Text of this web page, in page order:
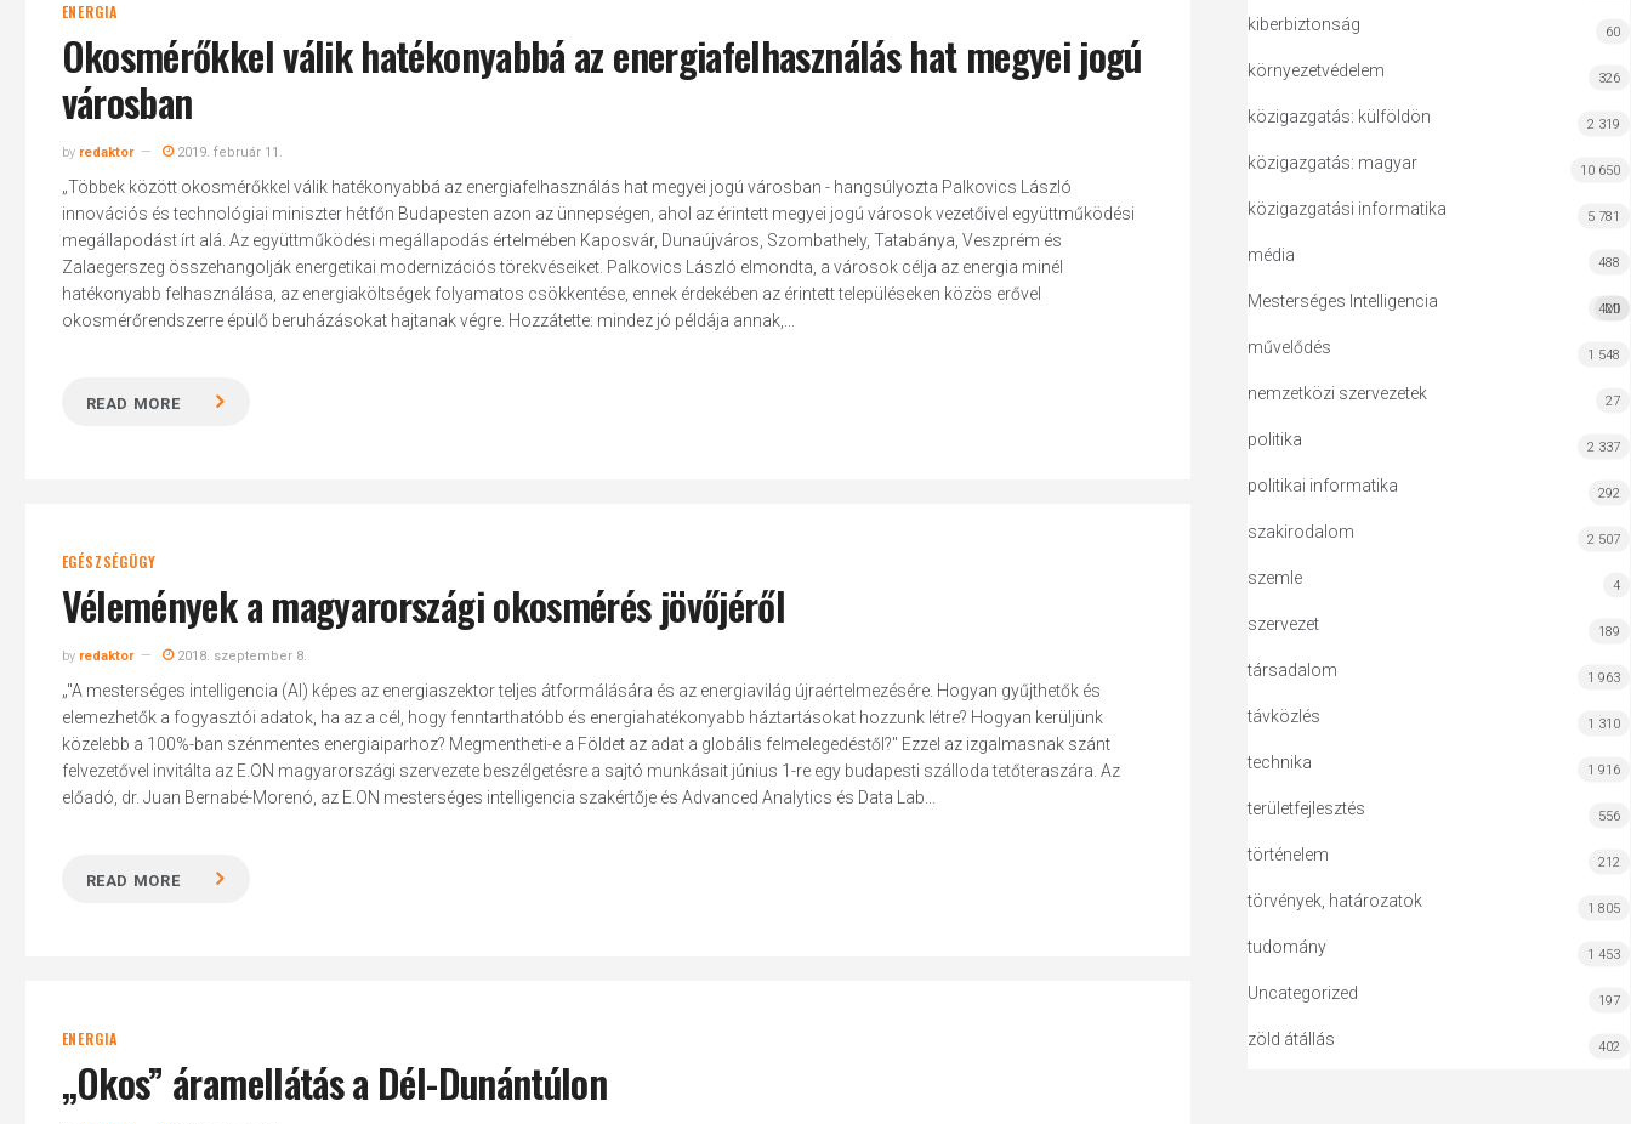
ENERGIA
Okosmérőkkel válik hatékonyabbá az energiafelhasználás hat megyei jogú
városban
by redaktor 2019. február 11.
„Többek között okosmérőkkel válik hatékonyabbá az energiafelhasználás hat megyei jogú városban - hangsúlyozta Palkovics László
innovációs és technológiai miniszter hétfőn Budapesten azon az ünnepségen, ahol az érintett megyei jogú városok vezetőivel együttműködési
megállapodást írt alá. Az együttműködési megállapodás értelmében Kaposvár, Dunaújváros, Szombathely, Tatabánya, Veszprém és
Zalaegerszeg összehangolják energetikai modernizációs törekvéseiket. Palkovics László elmondta, a városok célja az energia minél
hatékonyabb felhasználása, az energiaköltségek folyamatos csökkentése, ennek érdekében az érintett településeken közös erővel
okosmérőrendszerre épülő beruházásokat hajtanak végre. Hozzátette: mindez jó példája annak,...
READ MORE
EGÉSZSÉGÜGY
Vélemények a magyarországi okosmérés jövőjéről
by redaktor 2018. szeptember 8.
„"A mesterséges intelligencia (AI) képes az energiaszektor teljes átformálására és az energiavilág újraértelmezésére. Hogyan gyűjthetők és
elemezhetők a fogyasztói adatok, ha az a cél, hogy fenntarthatóbb és energiahatékonyabb háztartásokat hozzunk létre? Hogyan kerüljünk
közelebb a 100%-ban szénmentes energiaiparhoz? Megmentheti-e a Földet az adat a globális felmelegedéstől?" Ezzel az izgalmasnak szánt
felvezetővel invitálta az E.ON magyarországi szervezete beszélgetésre a sajtó munkásait június 1-re egy budapesti szálloda tetőteraszára. Az
előadó, dr. Juan Bernabé-Morenó, az E.ON mesterséges intelligencia szakértője és Advanced Analytics és Data Lab...
READ MORE
ENERGIA
„Okos” áramellátás a Dél-Dunántúlon
kiberbiztonság 60
környezetvédelem 326
közigazgatás: külföldön 2 319
közigazgatás: magyar 10 650
közigazgatási informatika 5 781
média 488
Mesterséges Intelligencia MI
420
művelődés 1 548
nemzetközi szervezetek 27
politika 2 337
politikai informatika 292
szakirodalom 2 507
szemle 4
szervezet 189
társadalom 1 963
távközlés 1 310
technika 1 916
területfejlesztés 556
történelem 212
törvények, határozatok 1 805
tudomány 1 453
Uncategorized 197
zöld átállás 402